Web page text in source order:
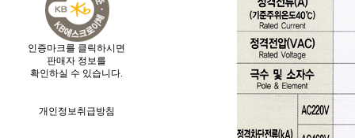
인증마크를 클릭하시면
판매자 정보를
확인하실 수 있습니다.
개인정보취급방침